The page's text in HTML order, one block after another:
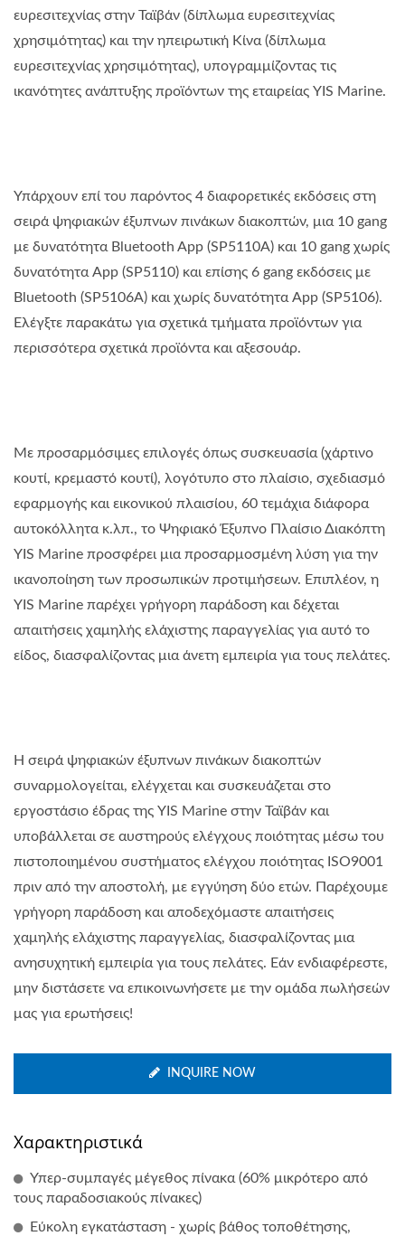
ευρεσιτεχνίας στην Ταϊβάν (δίπλωμα ευρεσιτεχνίας
χρησιμότητας) και την ηπειρωτική Κίνα (δίπλωμα
ευρεσιτεχνίας χρησιμότητας), υπογραμμίζοντας τις
ικανότητες ανάπτυξης προϊόντων της εταιρείας YIS Marine.
Υπάρχουν επί του παρόντος 4 διαφορετικές εκδόσεις στη
σειρά ψηφιακών έξυπνων πινάκων διακοπτών, μια 10 gang
με δυνατότητα Bluetooth App (SP5110A) και 10 gang χωρίς
δυνατότητα App (SP5110) και επίσης 6 gang εκδόσεις με
Bluetooth (SP5106A) και χωρίς δυνατότητα App (SP5106).
Ελέγξτε παρακάτω για σχετικά τμήματα προϊόντων για
περισσότερα σχετικά προϊόντα και αξεσουάρ.
Με προσαρμόσιμες επιλογές όπως συσκευασία (χάρτινο
κουτί, κρεμαστό κουτί), λογότυπο στο πλαίσιο, σχεδιασμό
εφαρμογής και εικονικού πλαισίου, 60 τεμάχια διάφορα
αυτοκόλλητα κ.λπ., το Ψηφιακό Έξυπνο Πλαίσιο Διακόπτη
YIS Marine προσφέρει μια προσαρμοσμένη λύση για την
ικανοποίηση των προσωπικών προτιμήσεων. Επιπλέον, η
YIS Marine παρέχει γρήγορη παράδοση και δέχεται
απαιτήσεις χαμηλής ελάχιστης παραγγελίας για αυτό το
είδος, διασφαλίζοντας μια άνετη εμπειρία για τους πελάτες.
Η σειρά ψηφιακών έξυπνων πινάκων διακοπτών
συναρμολογείται, ελέγχεται και συσκευάζεται στο
εργοστάσιο έδρας της YIS Marine στην Ταϊβάν και
υποβάλλεται σε αυστηρούς ελέγχους ποιότητας μέσω του
πιστοποιημένου συστήματος ελέγχου ποιότητας ISO9001
πριν από την αποστολή, με εγγύηση δύο ετών. Παρέχουμε
γρήγορη παράδοση και αποδεχόμαστε απαιτήσεις
χαμηλής ελάχιστης παραγγελίας, διασφαλίζοντας μια
ανησυχητική εμπειρία για τους πελάτες. Εάν ενδιαφέρεστε,
μην διστάσετε να επικοινωνήσετε με την ομάδα πωλήσεών
μας για ερωτήσεις!
INQUIRE NOW
Χαρακτηριστικά
Υπερ-συμπαγές μέγεθος πίνακα (60% μικρότερο από
τους παραδοσιακούς πίνακες)
Εύκολη εγκατάσταση - χωρίς βάθος τοποθέτησης,